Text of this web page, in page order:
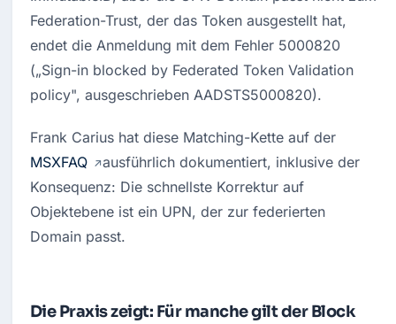
Federation-Trust, der das Token ausgestellt hat,
endet die Anmeldung mit dem Fehler 5000820
(„Sign-in blocked by Federated Token Validation
policy", ausgeschrieben AADSTS5000820).
MSXFAQ
ausführlich dokumentiert, inklusive der
Konsequenz: Die schnellste Korrektur auf
Objektebene ist ein UPN, der zur federierten
Domain passt.
Die Praxis zeigt: Für manche gilt der Block